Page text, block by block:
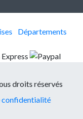
Départements
droits réservés
confidentialité